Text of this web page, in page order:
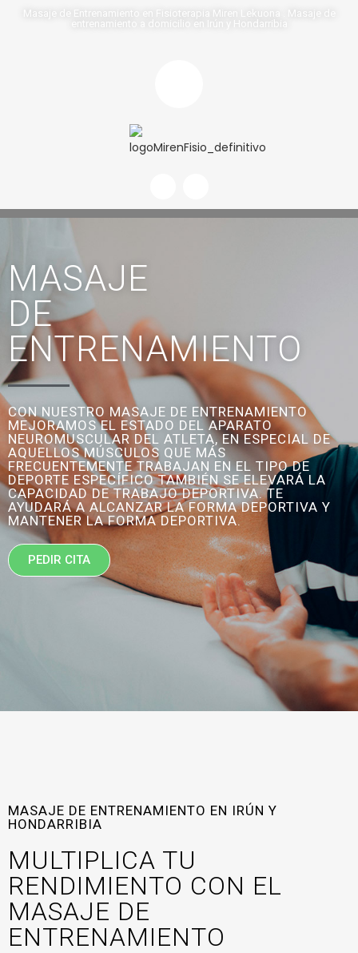
Masaje de Entrenamiento en Fisioterapia Miren Lekuona . Masaje de
entrenamiento a domicilio en Irún y Hondarribia
MASAJE
DE
ENTRENAMIENTO
CON NUESTRO MASAJE DE ENTRENAMIENTO
MEJORAMOS EL ESTADO DEL APARATO
NEUROMUSCULAR DEL ATLETA, EN ESPECIAL DE
AQUELLOS MÚSCULOS QUE MÁS
FRECUENTEMENTE TRABAJAN EN EL TIPO DE
DEPORTE ESPECÍFICO TAMBIÉN SE ELEVARÁ LA
CAPACIDAD DE TRABAJO DEPORTIVA. TE
AYUDARÁ A ALCANZAR LA FORMA DEPORTIVA Y
MANTENER LA FORMA DEPORTIVA.
PEDIR CITA
MASAJE DE ENTRENAMIENTO EN IRÚN Y
HONDARRIBIA
MULTIPLICA TU
RENDIMIENTO CON EL
MASAJE DE
ENTRENAMIENTO